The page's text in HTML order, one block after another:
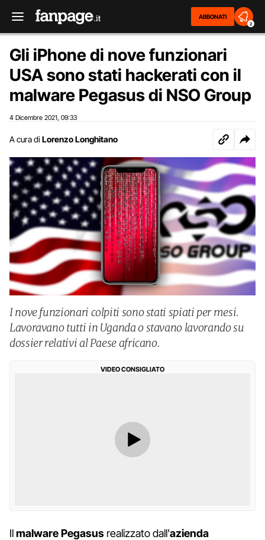
ABBONATI
2
Gli iPhone di nove funzionari
USA sono stati hackerati con il
malware Pegasus di NSO Group
4 Dicembre 2021 09:33
A cura di Lorenzo Longhitano
I nove funzionari colpiti sono stati spiati per mesi.
Lavoravano tutti in Uganda o stavano lavorando su
dossier relativi al Paese africano.
VIDEO CONSIGLIATO
Ilmalware Pegasus realizzato dall'azienda